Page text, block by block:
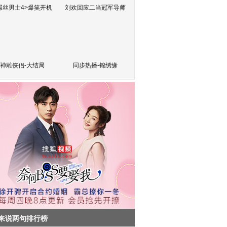
丝男士4>爆笑开机 刘欢回应二当冠军导师
神雕侠侣-大结局 同步热播-锦绣缘
说两句排行榜